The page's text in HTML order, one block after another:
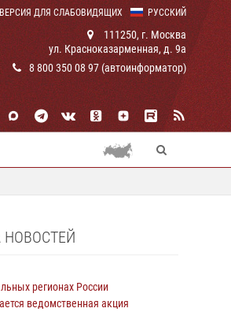
РУССКИЙ
ВЕРСИЯ ДЛЯ СЛАБОВИДЯЩИХ
111250, г. Москва
ул. Красноказарменная, д. 9а
8 800 350 08 97 (автоинформатор)
НОВОСТЕЙ
регионах России
ведомственная акция